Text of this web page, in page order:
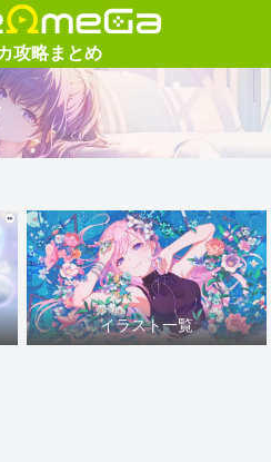
イラスト一覧